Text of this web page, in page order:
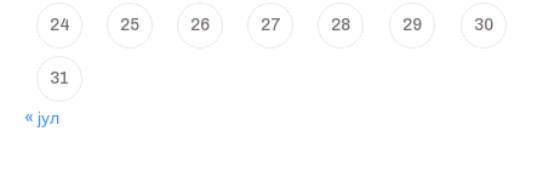
24 25 26 27 28 29 30
31
« јул